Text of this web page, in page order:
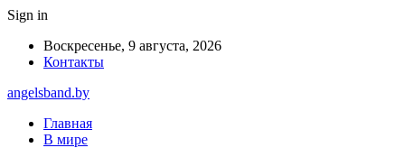
Sign in
Воскресенье, 9 августа, 2026
Контакты
angelsband.by
Главная
В мире